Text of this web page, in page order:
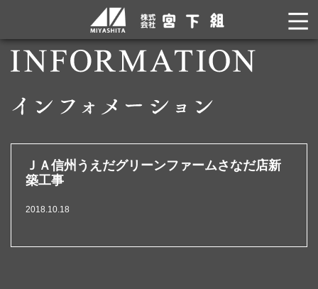
ＪＡ信州うえだグリーンファームさなだ店新
築工事
2018.10.18